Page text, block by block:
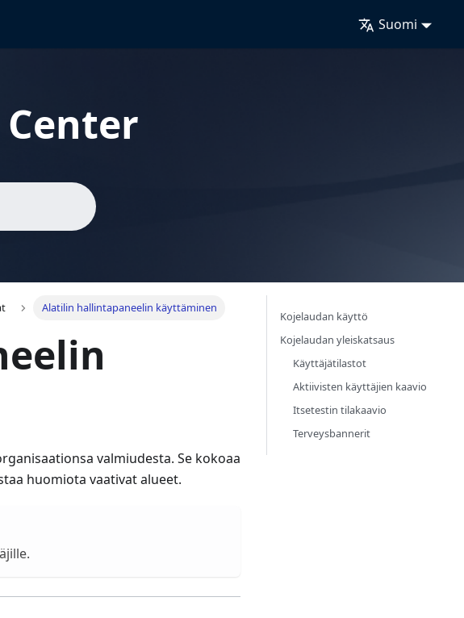
Suomi
Alatilin hallintapaneelin käyttäminen
valmiudesta. Se kokoaa
huomiota vaativat alueet.
Kojelaudan käyttö
Kojelaudan yleiskatsaus
Käyttäjätilastot
Aktiivisten käyttäjien kaavio
Itsetestin tilakaavio
Terveysbannerit